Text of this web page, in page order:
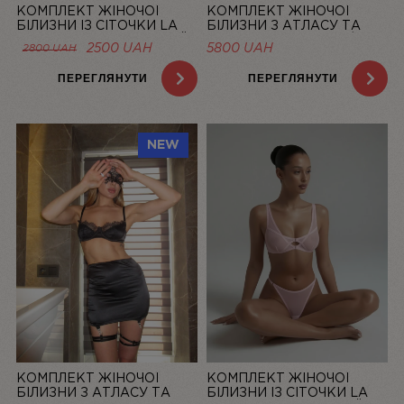
КОМПЛЕКТ ЖІНОЧОЇ
БІЛИЗНИ ІЗ СІТОЧКИ LA
DOLCE VITA ЛОСОСЕВИЙ |
LINIYA
2800UAH
ОРИГІНАЛЬНА
2800 UAH.
2500 UAHПОТОЧНА
ЦІНА:
2500 UAH.
ПЕРЕГЛЯНУТИ
КОМПЛЕКТ ЖІНОЧОЇ
БІЛИЗНИ З АТЛАСУ ТА
МЕРЕЖИВА “LA ROSÉE” ЗІ
СПІДНИЦЕЮ — LINIYA
5800 UAH
ПЕРЕГЛЯНУТИ
NEW
КОМПЛЕКТ ЖІНОЧОЇ
БІЛИЗНИ З АТЛАСУ ТА
КОМПЛЕКТ ЖІНОЧОЇ
БІЛИЗНИ ІЗ СІТОЧКИ LA